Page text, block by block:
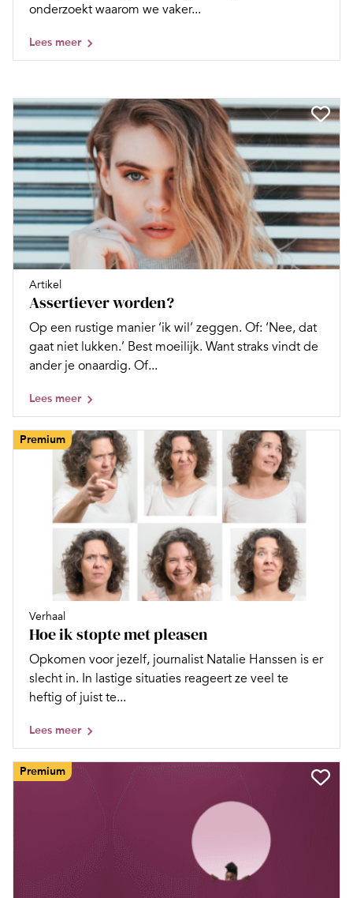
onderzoekt waarom we vaker...
Lees meer
Artikel
Assertiever worden?
Op een rustige manier ‘ik wil’ zeggen. Of: ‘Nee, dat
gaat niet lukken.’ Best moeilijk. Want straks vindt de
ander je onaardig. Of...
Lees meer
Premium
Verhaal
Hoe ik stopte met pleasen
Opkomen voor jezelf, journalist Natalie Hanssen is er
slecht in. In lastige situaties reageert ze veel te
heftig of juist te...
Lees meer
Premium